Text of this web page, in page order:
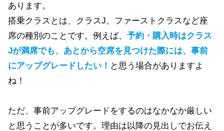
あります。
搭乗クラスとは、クラスJ、ファーストクラスなど座
席の種別のことです。例えば、 予約・購入時はクラス
Jが満席でも、あとから空席を見つけた際には、事前
にアップグレードしたい！ と思う場合がありますよ
ね！
ただ、事前アップグレードをするのはなかなか厳しい
と思うことが多いです。理由は以降の見出しでお伝え